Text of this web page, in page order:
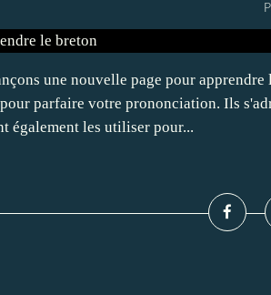
une nouvelle page pour
parfaire votre prononciation. Ils
également les utiliser pour...